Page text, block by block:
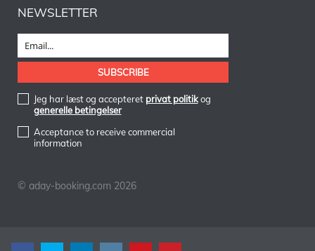
NEWSLETTER
Jeg har læst og accepteret privat politikog
generelle betingelser
Acceptance to receive commercial
information
© aday-booking.com 2026